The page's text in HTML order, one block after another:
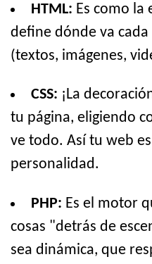
HTML: Es como la
define dónde va
(textos, imágenes,
CSS: ¡La
tu página, eligiendo
ve todo. Así tu web
personalidad.
PHP: Es el motor
cosas "detrás de
sea dinámica, que